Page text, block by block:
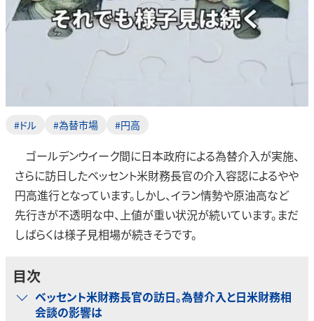
#ドル #為替市場 #円高
ゴールデンウイーク間に日本政府による為替介入が実施、
さらに訪日したベッセント米財務長官の介入容認によるやや
円高進行となっています。しかし、イラン情勢や原油高など
先行きが不透明な中、上値が重い状況が続いています。まだ
しばらくは様子見相場が続きそうです。
目次
ベッセント米財務長官の訪日。為替介入と日米財務相
会談の影響は